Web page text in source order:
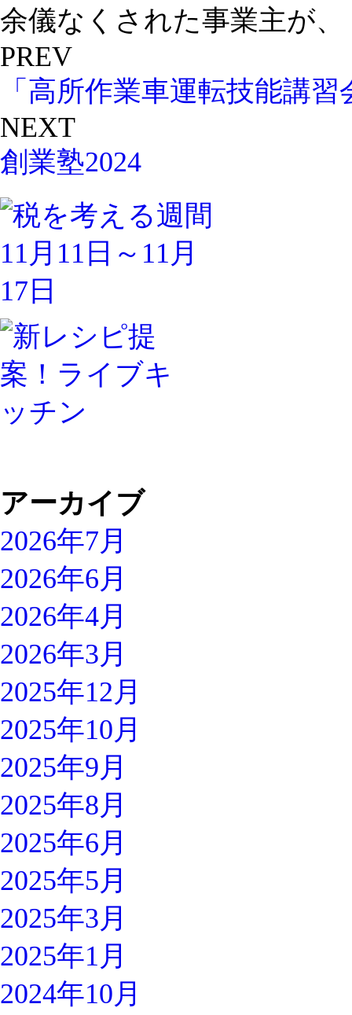
余儀なくされた事業主が、
PREV
「高所作業車運転技能講
NEXT
創業塾2024
アーカイブ
2026年7月
2026年6月
2026年4月
2026年3月
2025年12月
2025年10月
2025年9月
2025年8月
2025年6月
2025年5月
2025年3月
2025年1月
2024年10月